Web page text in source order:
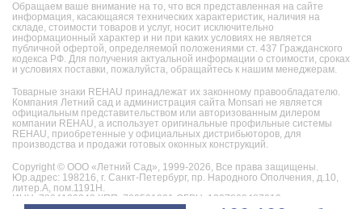
Обращаем ваше внимание на то, что вся представленная на сайте
информация, касающаяся технических характеристик, наличия на
складе, стоимости товаров и услуг, носит исключительно
информационный характер и ни при каких условиях не является
публичной офертой, определяемой положениями ст. 437 Гражданского
кодекса РФ. Для получения актуальной информации о стоимости, сроках
и условиях поставки, пожалуйста, обращайтесь к нашим менеджерам.
Товарные знаки REHAU принадлежат их законному правообладателю.
Компания Летний сад и администрация сайта Monsari не является
официальным представительством или авторизованным дилером
компании REHAU, а использует оригинальные профильные системы
REHAU, приобретенные у официальных дистрибьюторов, для
производства и продажи готовых оконных конструкций.
Copyright © ООО «Летний Сад», 1999-2026, Все права защищены.
Юр.адрес: 198216, г. Санкт-Петербург, пр. Народного Ополчения, д.10,
литер.А, пом.1191Н.
ИНН: 7804130242 КПП: 780501001 ОГРН: 1027802487019